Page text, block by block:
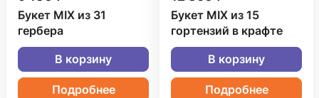
Букет MIX из 31
гербера
В корзину
Подробнее
Букет MIX из 15
гортензий в крафте
В корзину
Подробнее